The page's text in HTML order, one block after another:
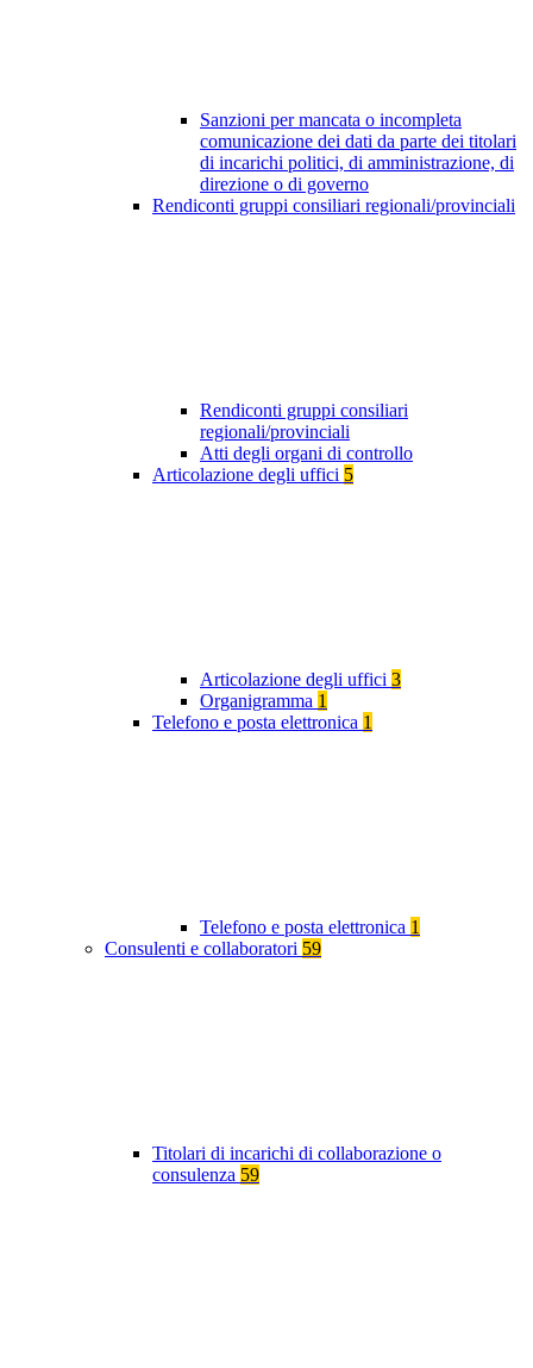
Sanzioni per mancata o incompleta
comunicazione dei dati da parte dei titolari
di incarichi politici, di amministrazione, di
direzione o di governo
Rendiconti gruppi consiliari regionali/provinciali
Rendiconti gruppi consiliari
regionali/provinciali
Atti degli organi di controllo
Articolazione degli uffici 5
Articolazione degli uffici 3
Organigramma 1
Telefono e posta elettronica 1
Telefono e posta elettronica 1
Consulenti e collaboratori 59
Titolari di incarichi di collaborazione o
consulenza 59